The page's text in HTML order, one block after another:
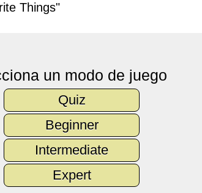
Things"
un modo de juego
Quiz
Beginner
Intermediate
Expert